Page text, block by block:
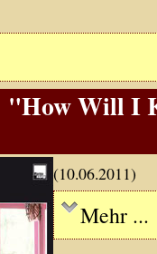
"How Will I
(10.06.2011)
Mehr ...